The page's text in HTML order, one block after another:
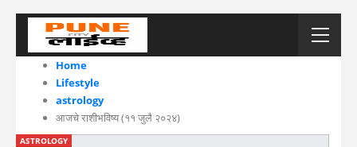
Home
Lifestyle
astrology
आजचे राशीभविष्य (११ जुलै २०२४)
ASTROLOGY